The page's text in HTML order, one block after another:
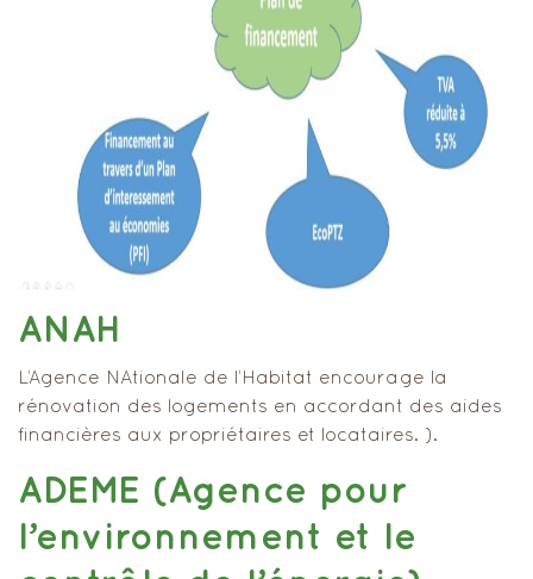
ANAH
L’Agence NAtionale de l’Habitat encourage la
rénovation des logements en accordant des aides
financières aux propriétaires et locataires. ).
ADEME (Agence pour
l’environnement et le